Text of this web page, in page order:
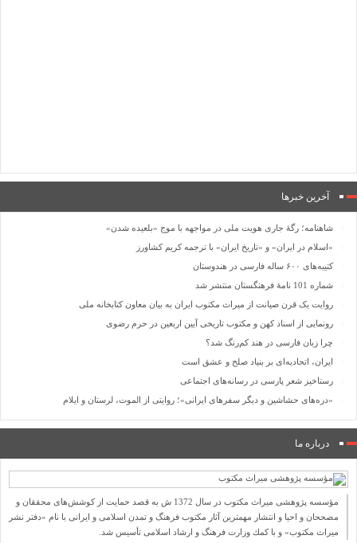
آخرین خبرها
شاهنامه؛ رگۀ جاری هویت ملی در مواجهه با موج «بلعیده شدن»
«اسلام در ایران» و «تاریخ ایران» با ترجمه کریم کشاورز
کتیبه‌های ۶۰۰ ساله فارسی در هندوستان
شماره 101 نامۀ فرهنگستان منتشر شد
روایت یک قرن صیانت از میراث مکتوب ایران به بیان معاون کتابخانه ملی
رونمایی از اسناد کهن و مکتوب تاریخی آیین اربعین در حرم رضوی
چرا زبان فارسی در هند کم‌رنگ شد؟
ایران، اتحادیه‌ای بر بنیاد صلح و عشق است
رستاخیز شعر پارسی در رسانه‌های اجتماعی
«دره‌های حشاشین و دیگر سفرهای ایرانی»؛ روایتی از الموت، لرستان و ایلام
درباره ما
مؤسسه پژوهشی میراث مكتوب در سال 1372 ش به قصد حمایت از كوشش‌های محققان و
مصححان و احیا و انتشار مهمترین آثار مكتوب فرهنگ و تمدن اسلامی و ایرانی با نام «دفتر نشر
میراث مكتوب» و با كمك وزارت فرهنگ و ارشاد اسلامی تأسیس شد.